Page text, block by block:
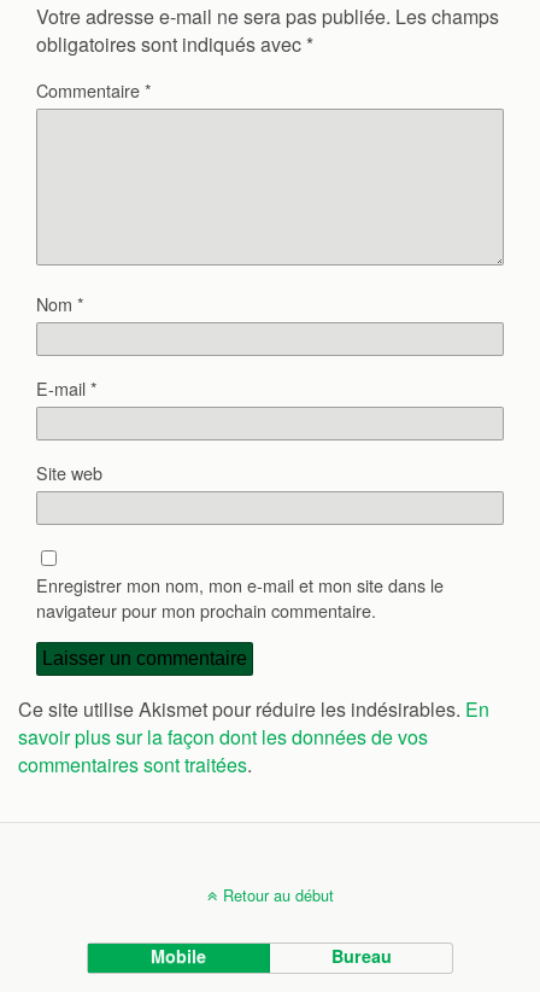
Votre adresse e-mail ne sera pas publiée. Les champs
obligatoires sont indiqués avec *
Commentaire*
Nom *
E-mail*
Site web
Enregistrer mon nom, mon e-mail et mon site dans le
navigateur pour mon prochain commentaire.
Ce site utilise Akismet pour réduire les indésirables. En
savoir plus sur la façon dont les données de vos
commentaires sont traitées.
Retour au début
Mobile Bureau